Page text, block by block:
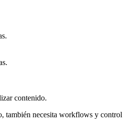
contenido.
también necesita workflows y control